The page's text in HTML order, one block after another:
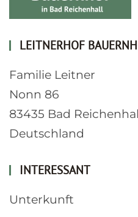
LEITNERHOF
Familie Leitner
Nonn 86
83435 Bad
Deutschland
INTERESSANT
Unterkunft